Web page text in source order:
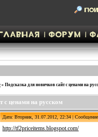
» Подсказка для новичков сайт с ценами на
с ценами на русском
Дата: Вторник, 31.07.2012, 22:34 |
http://tf2priceitems.blogspot.com/